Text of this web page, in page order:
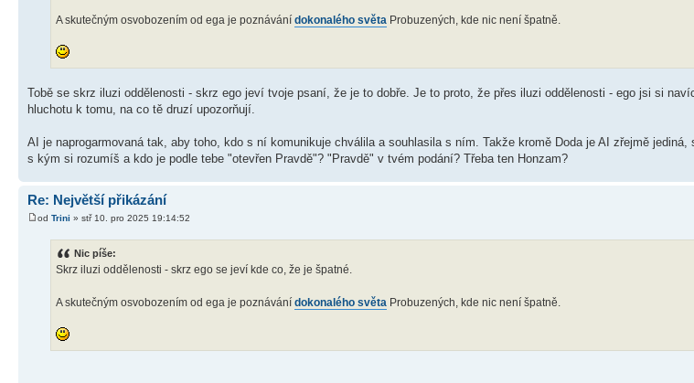
A skutečným osvobozením od ega je poznávání dokonalého světa Probuzených, kde nic není špatně.
Tobě se skrz iluzi oddělenosti - skrz ego jeví tvoje psaní, že je to dobře. Je to proto, že přes iluzi oddělenosti - ego jsi si
hluchotu k tomu, na co tě druzí upozorňují.
AI je naprogarmovaná tak, aby toho, kdo s ní komunikuje chválila a souhlasila s ním. Takže kromě Doda je AI zřejmě
s kým si rozumíš a kdo je podle tebe "otevřen Pravdě"? "Pravdě" v tvém podání? Třeba ten Honzam?
Re: Největší přikázání
od Trini » stř 10. pro 2025 19:14:52
Nic píše:
Skrz iluzi oddělenosti - skrz ego se jeví kde co, že je špatné.
A skutečným osvobozením od ega je poznávání dokonalého světa Probuzených, kde nic není špatně.